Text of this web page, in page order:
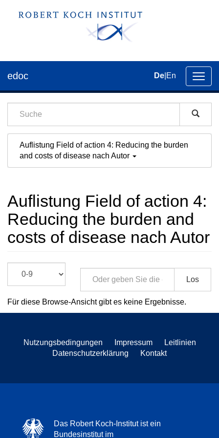
der
edoc De En
Auflistung Field of action 4: Reducing the burden
and costs of disease nach Autor
Auflistung Field of action 4:
Reducing the burden and
costs of disease nach Autor
Los
Für diese Browse-Ansicht gibt es keine Ergebnisse.
Nutzungsbedingungen Impressum
Leitlinien
Datenschutzerklärung
Kontakt
Das Robert Koch-Institut ist ein
Bundesinstitut im